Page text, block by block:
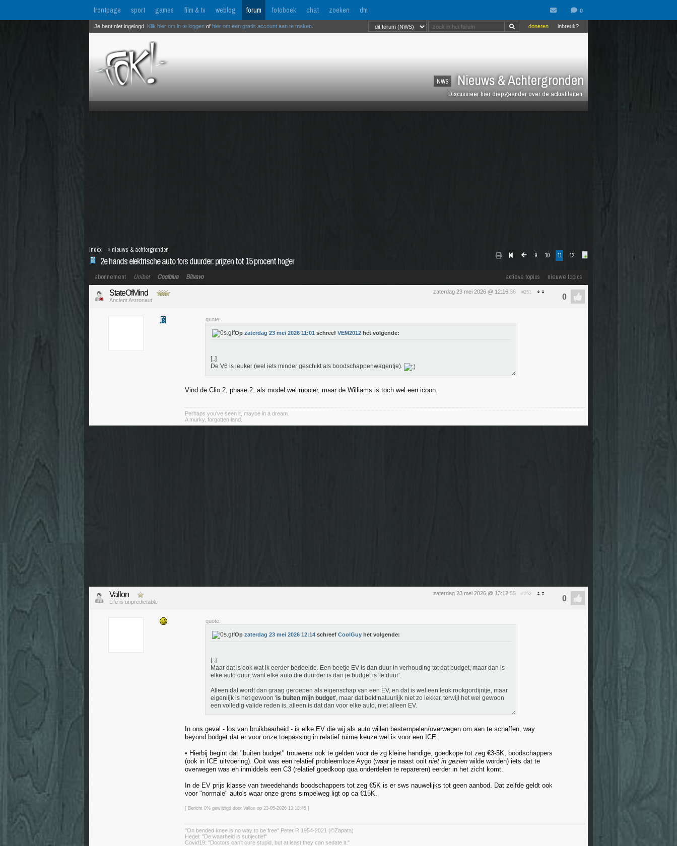
frontpage sport games film & tv weblog forum fotoboek chat zoeken dm
NWS Nieuws & Achtergronden
Discussieer hier diepgaander over de actualiteiten.
inbreuk?
doneren
Je bent niet ingelogd. Klik hier om in te loggen of hier om een gratis account aan te maken
9 10 11 12
2e hands elektrische auto fors duurder: prijzen tot 15 procent hoger
Index » nieuws & achtergronden
actieve topics nieuwe topics
abonnement Unibet Coolblue Bitvavo
zaterdag 23 mei 2026 @ 12:16:36 #251
StateOfMind
Ancient Astronaut
quote:
Op zaterdag 23 mei 2026 11:01 schreef VEM2012 het volgende:
[..]
De V6 is leuker (wel iets minder geschikt als boodschappenwagentje).
Vind de Clio 2, phase 2, als model wel mooier, maar de Williams is toch wel een icoon.
Perhaps you've seen it, maybe in a dream.
A murky, forgotten land.
zaterdag 23 mei 2026 @ 13:12:55 #252
Vallon
Life is unpredictable
quote:
Op zaterdag 23 mei 2026 12:14 schreef CoolGuy het volgende:
[..]
Maar dat is ook wat ik eerder bedoelde. Een beetje EV is dan duur in verhouding tot dat budget, maar dan is
elke auto duur, want elke auto die duurder is dan je budget is 'te duur'.
Alleen dat wordt dan graag geroepen als eigenschap van een EV, en dat is wel een leuk rookgordijntje, maar
eigenlijk is het gewoon 'is buiten mijn budget', maar dat bekt natuurlijk niet zo lekker, terwijl het wel gewoon
een volledig valide reden is, alleen is dat dan voor elke auto, niet alleen EV.
In ons geval - los van bruikbaarheid - is elke EV die wij als auto willen bestempelen/overwegen om aan te schaffen, way
beyond budget dat er voor onze toepassing in relatief ruime keuze wel is voor een ICE.
• Hierbij begint dat "buiten budget" trouwens ook te gelden voor de zg kleine handige, goedkope tot zeg €3-5K, boodschappers
(ook in ICE uitvoering). Ooit was een relatief probleemloze Aygo (waar je naast ooit niet in gezien wilde worden) iets dat te
overwegen was en inmiddels een C3 (relatief goedkoop qua onderdelen te repareren) eerder in het zicht komt.
In de EV prijs klasse van tweedehands boodschappers tot zeg €5K is er sws nauwelijks tot geen aanbod. Dat zelfde geldt ook
voor "normale" auto's waar onze grens simpelweg ligt op ca €15K.
[ Bericht 0% gewijzigd door Vallon op 23-05-2026 13:18:45 ]
"On bended knee is no way to be free" Peter R 1954-2021 (©Zapata)
Hegel: "De waarheid is subjectief"
Covid19: "Doctors can’t cure stupid, but at least they can sedate it."